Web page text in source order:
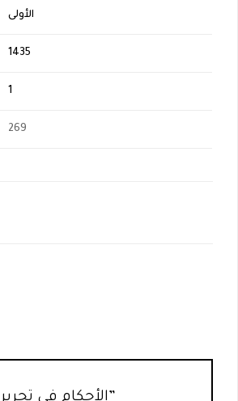
الأولى
1435
1
269
Be the first to review “الأحكام في تحرير عمدة الأحكام”